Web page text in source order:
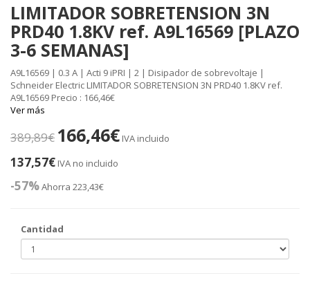
LIMITADOR SOBRETENSION 3N
PRD40 1.8KV ref. A9L16569 [PLAZO
3-6 SEMANAS]
A9L16569 | 0.3 A | Acti 9 iPRI | 2 | Disipador de sobrevoltaje |
Schneider Electric LIMITADOR SOBRETENSION 3N PRD40 1.8KV ref.
A9L16569 Precio : 166,46€
Ver más
389,89€ 166,46€ IVA incluido
137,57€ IVA no incluido
-57%Ahorra 223,43€
Cantidad